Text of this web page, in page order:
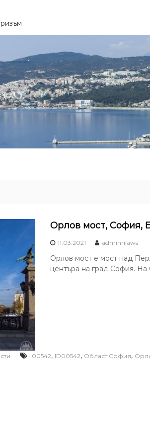
Орлов мост, София,
11.03.2021 adminrilaws
Орлов мост е мост над
центъра на град София.
00542, ID00542, Област София,